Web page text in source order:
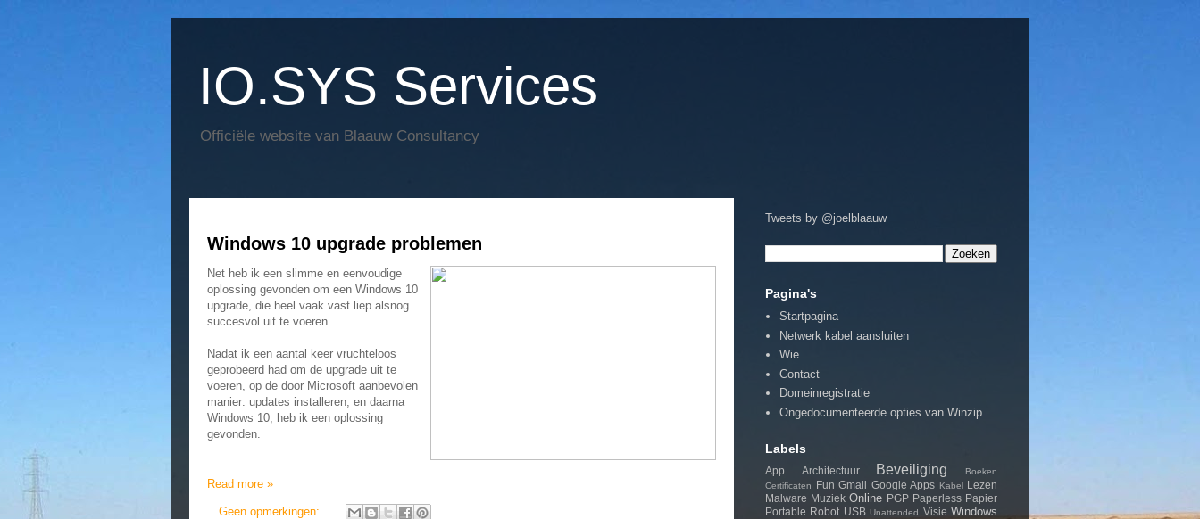
IO.SYS Services
Officiële website van Blaauw Consultancy
Windows 10 upgrade problemen
Net heb ik een slimme en eenvoudige
oplossing gevonden om een Windows 10
upgrade, die heel vaak vast liep alsnog
succesvol uit te voeren.
Nadat ik een aantal keer vruchteloos
geprobeerd had om de upgrade uit te
voeren, op de door Microsoft aanbevolen
manier: updates installeren, en daarna
Windows 10, heb ik een oplossing
gevonden.
Read more »
Geen opmerkingen:
Tweets by @joelblaauw
Pagina's
Startpagina
Netwerk kabel aansluiten
Wie
Contact
Domeinregistratie
Ongedocumenteerde opties van Winzip
Labels
App Architectuur Beveiliging
Boeken
Certificaten
Fun Gmail Google Apps Kabel Lezen
Malware Muziek Online PGP Paperless Papier
Portable Robot USB Unattended Visie Windows